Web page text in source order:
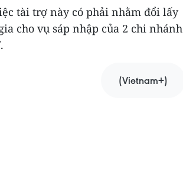
tài trợ này có phải nhằm đổi lấy
cho vụ sáp nhập của 2 chi nhánh
(Vietnam+)